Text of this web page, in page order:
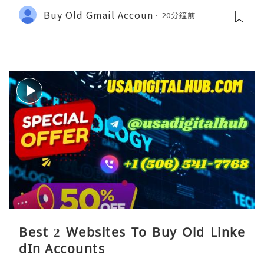
Buy Old Gmail Accoun 20分鐘前
Best 2 Websites To Buy Old Linke
dIn Accounts